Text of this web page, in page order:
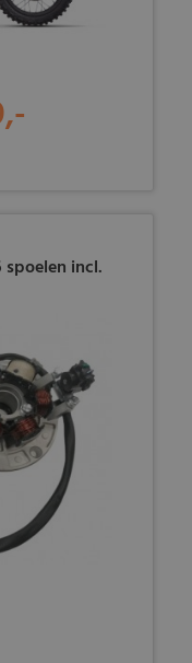
incl.